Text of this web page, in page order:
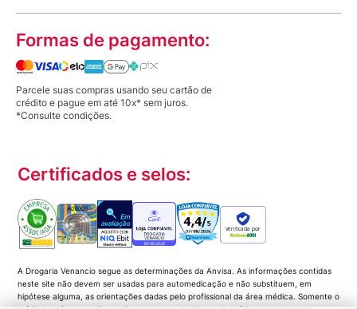
Formas de pagamento:
Parcele suas compras usando seu cartão de
crédito e pague em até 10x* sem juros.
*Consulte condições.
Certificados e selos:
Verificada por
A Drogaria Venancio segue as determinações da Anvisa. As informações contidas
neste site não devem ser usadas para automedicação e não substituem, em
hipótese alguma, as orientações dadas pelo profissional da área médica. Somente o